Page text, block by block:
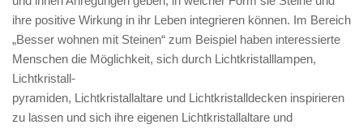
ihre positive Wirkung in ihr Leben integrieren können. Im Bereich
„Besser wohnen mit Steinen“ zum Beispiel haben interessierte
Menschen die Möglichkeit, sich durch Lichtkristalllampen,
Lichtkristall-
pyramiden,
Lichtkristallaltare und Lichtkristalldecken inspirieren
zu lassen und sich ihre eigenen Lichtkristallaltare und